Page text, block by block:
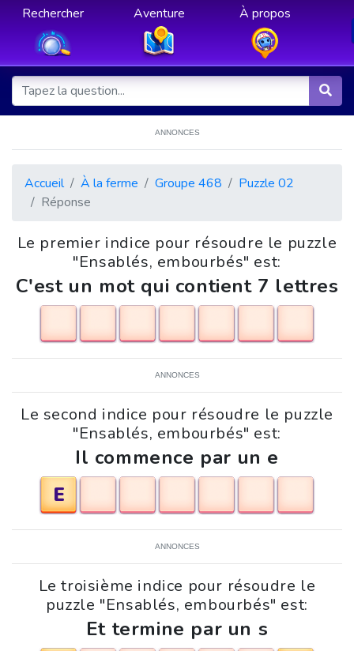
Rechercher Aventure À propos
ANNONCES
Accueil À la ferme Groupe 468
Puzzle 02
Réponse
Le premier indice pour résoudre le puzzle
"Ensablés, embourbés" est:
C'est un mot qui contient 7 lettres
ANNONCES
Le second indice pour résoudre le puzzle
"Ensablés, embourbés" est:
Il commence par un e
E
ANNONCES
Le troisième indice pour résoudre le
puzzle "Ensablés, embourbés" est:
Et termine par un s